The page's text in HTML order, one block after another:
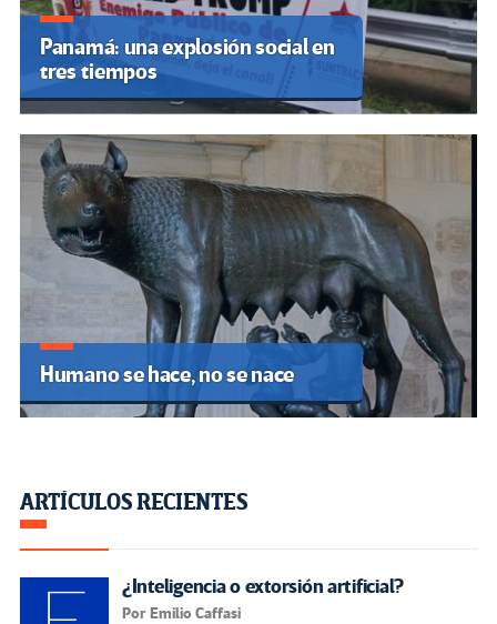
Panamá: una explosión social en
tres tiempos
Humano se hace, no se nace
ARTÍCULOS RECIENTES
¿Inteligencia o extorsión artificial?
Por Emilio Caffasi